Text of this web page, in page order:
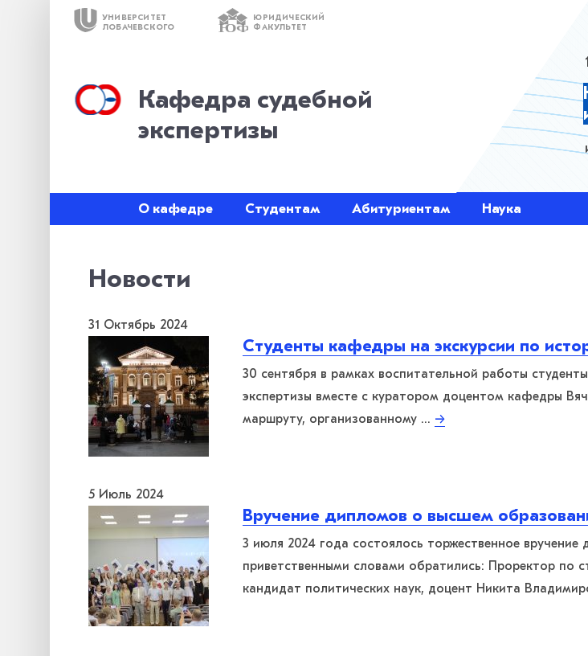
УНИВЕРСИТЕТ
ЛОБАЧЕВСКОГО
ЮФ
ЮРИДИЧЕСКИЙ
ФАКУЛЬТЕТ
Кафедра судебной
экспертизы
О кафедре Студентам Абитуриентам Наука
Новости
31 Октябрь 2024
Студенты кафедры на экскурсии по
30 сентября в рамках воспитательной работы
экспертизы вместе с куратором доцентом кафедры
маршруту, организованному … →
5 Июль 2024
Вручение дипломов о высшем
3 июля 2024 года состоялось торжественное
приветственными словами обратились: Проректор по
кандидат политических наук, доцент Никита